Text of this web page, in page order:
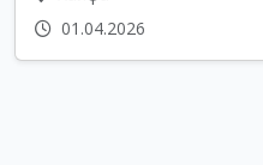
01.04.2026